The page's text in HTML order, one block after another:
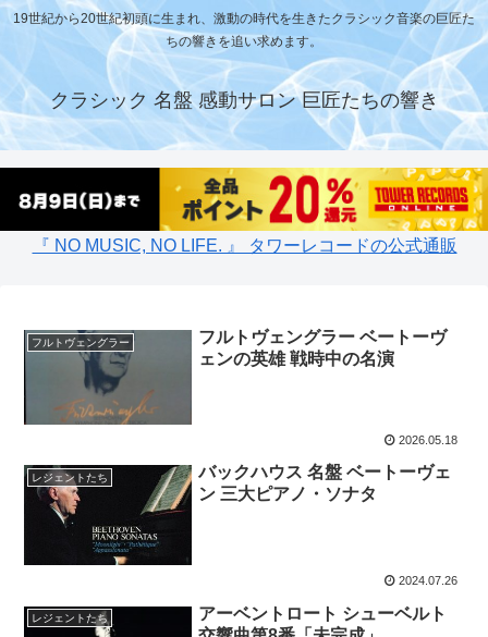
19世紀から20世紀初頭に生まれ、激動の時代を生きたクラシック音楽の巨匠た
ちの響きを追い求めます。
クラシック 名盤 感動サロン 巨匠たちの響き
『 NO MUSIC, NO LIFE. 』 タワーレコードの公式通販
フルトヴェングラー
フルトヴェングラー ベートーヴ
ェンの英雄 戦時中の名演
2026.05.18
レジェントたち
バックハウス 名盤 ベートーヴェ
ン 三大ピアノ・ソナタ
2024.07.26
レジェントたち
アーベントロート シューベルト